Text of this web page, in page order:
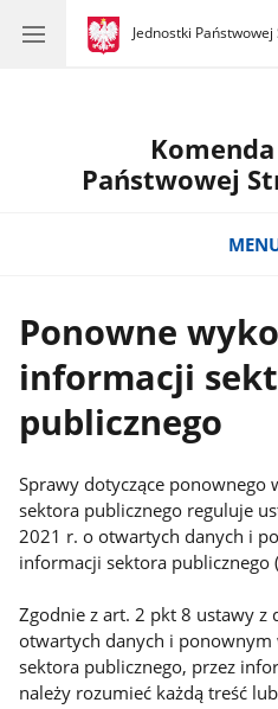
gov.pl
Jednostki
gov.pl
Jednostki
Państwowej
Ponowne
informacji
publicznego
Sprawy dotyczące
sektora publicznego reguluje
2021 r. o otwartych danych i
informacji sektora publicznego
Zgodnie z art. 2 pkt 8 ustawy
otwartych danych i
sektora publicznego, przez
należy rozumieć każdą treść